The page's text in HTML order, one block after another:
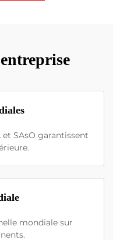
et SAsO garantissent
mondiale sur